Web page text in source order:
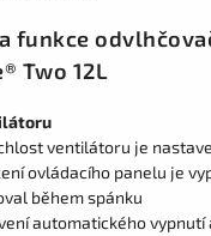
funkce
Two 12L
ventilátoru je
ovládacího panelu je
během spánku
automatického vypnutí